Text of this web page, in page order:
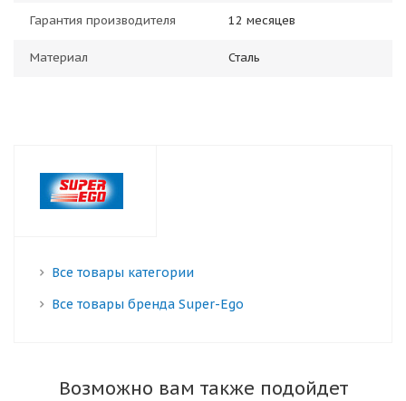
Гарантия производителя 12 месяцев
Материал Сталь
Все товары категории
Все товары бренда Super-Ego
Возможно вам также подойдет